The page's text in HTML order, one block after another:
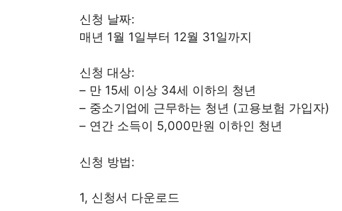
신청 날짜:
매년 1월 1일부터 12월 31일까지
신청 대상:
– 만 15세 이상 34세 이하의 청년
– 중소기업에 근무하는 청년 (고용보험 가입자)
– 연간 소득이 5,000만원 이하인 청년
신청 방법:
1, 신청서 다운로드